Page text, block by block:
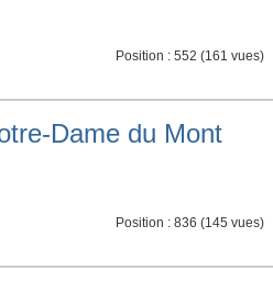
Position : 552 (161 vues)
Dame du Mont
Position : 836 (145 vues)